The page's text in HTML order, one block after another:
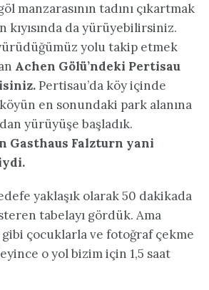
manzarasının tadını çıkartmak
kıyısında da yürüyebilirsiniz.
yolu takip etmek
Achen Gölü’ndeki Pertisau
Pertisau’da köy içinde
en sonundaki park alanına
yürüyüşe başladık.
Gasthaus Falzturn yani
yaklaşık olarak 50 dakikada
tabelayı gördük. Ama
çocuklarla ve fotoğraf çekme
o yol bizim için 1,5 saat